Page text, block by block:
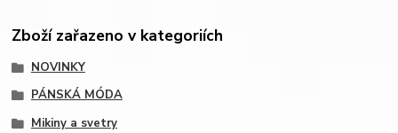
Zboží zařazeno v kategoriích
NOVINKY
PÁNSKÁ MÓDA
Mikiny a svetry